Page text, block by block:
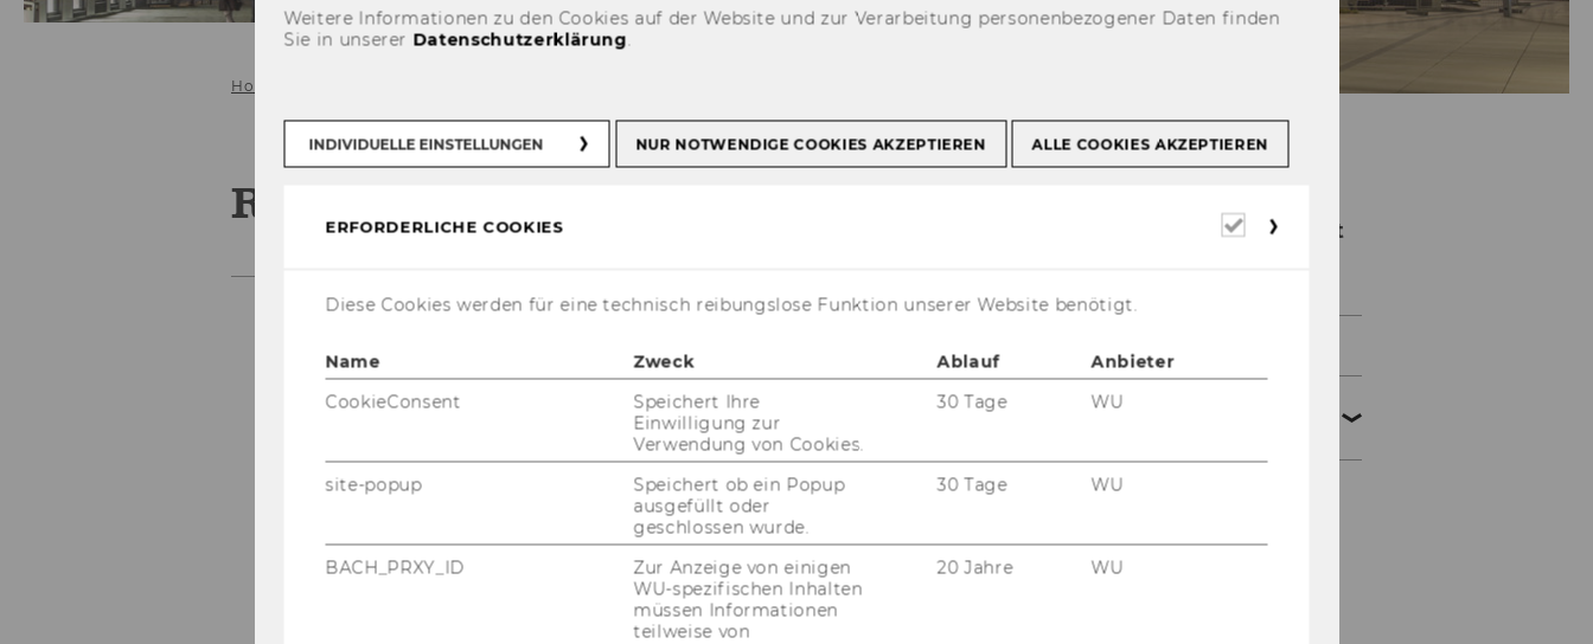
Home
René Bauer
Transportwirtschaft
Team und
Weitere Informationen zu den Cookies auf der Website und zur Verarbeitung personenbezogener Daten finden
Sie in unserer Datenschutzerklärung.
INDIVIDUELLE EINSTELLUNGEN NUR NOTWENDIGE COOKIES AKZEPTIEREN ALLE COOKIES AKZEPTIEREN
ERFORDERLICHE COOKIES
Erforderliche
Diese Cookies werden für eine technisch reibungslose Funktion unserer Website benötigt.
Name Zweck Ablauf
Anbieter
CookieConsent
Speichert Ihre
Einwilligung zur
Verwendung von Cookies.
30 Tage WU
site-popup
Speichert ob ein Popup
ausgefüllt oder
geschlossen wurde.
30 Tage WU
BACH_PRXY_ID
Zur Anzeige von einigen
WU-spezifischen Inhalten
müssen Informationen
teilweise von
20 Jahre WU